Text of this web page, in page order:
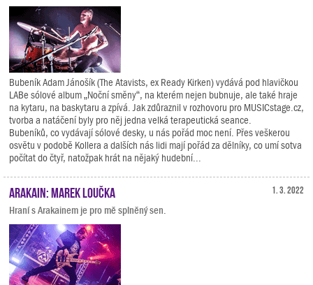
Bubeník Adam Jánošík (The Atavists, ex Ready Kirken) vydává pod hlavičkou
LABe sólové album „Noční směny“, na kterém nejen bubnuje, ale také hraje
na kytaru, na baskytaru a zpívá. Jak zdůraznil v rozhovoru pro MUSICstage.cz,
tvorba a natáčení byly pro něj jedna velká terapeutická seance.
Bubeníků, co vydávají sólové desky, u nás pořád moc není. Přes veškerou
osvětu v podobě Kollera a dalších nás lidi mají pořád za dělníky, co umí sotva
počítat do čtyř, natožpak hrát na nějaký hudební...
1. 3. 2022
Arakain: Marek Loučka
Hraní s Arakainem je pro mě splněný sen.